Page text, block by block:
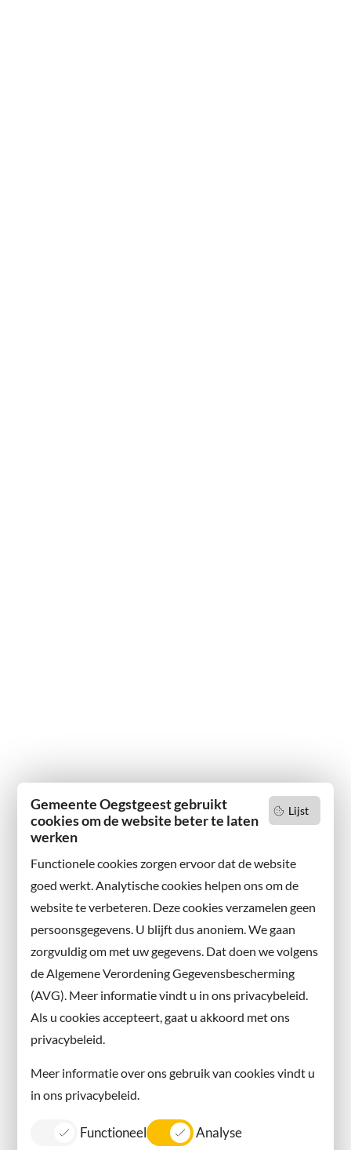
Lijst
Gemeente Oegstgeest gebruikt
cookies om de website beter te laten
werken
Functionele cookies zorgen ervoor dat de website
goed werkt. Analytische cookies helpen ons om de
website te verbeteren. Deze cookies verzamelen geen
persoonsgegevens. U blijft dus anoniem. We gaan
zorgvuldig om met uw gegevens. Dat doen we volgens
de Algemene Verordening Gegevensbescherming
(AVG). Meer informatie vindt u in ons privacybeleid.
Als u cookies accepteert, gaat u akkoord met ons
privacybeleid.
Meer informatie over ons gebruik van cookies vindt u
in ons privacybeleid.
Functioneel Analyse